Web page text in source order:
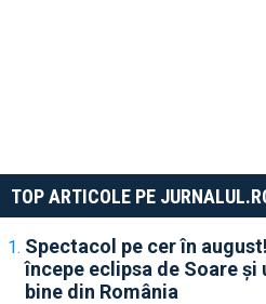
TOP ARTICOLE PE
Spectacol pe cer în
începe eclipsa de Soare și
bine din România